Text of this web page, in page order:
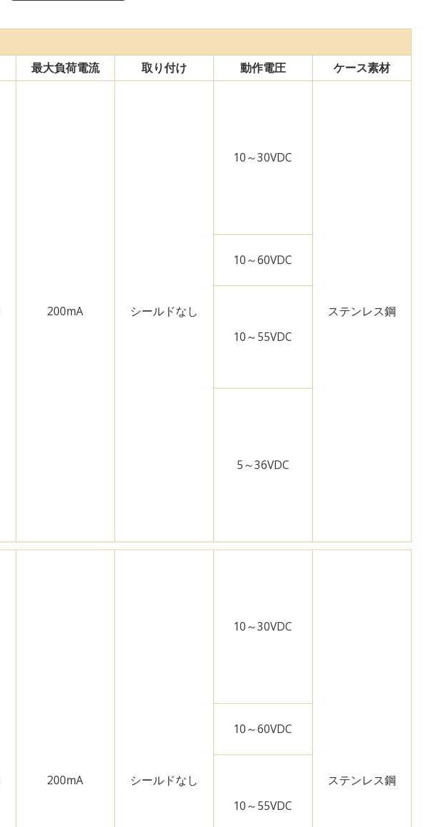
最大負荷電流 取り付け 動作電圧
ケース素材
200mA シールドなし
10～30VDC
ステンレス鋼
10～60VDC
10～55VDC
5～36VDC
200mA シールドなし
10～30VDC
ステンレス鋼
10～60VDC
10～55VDC